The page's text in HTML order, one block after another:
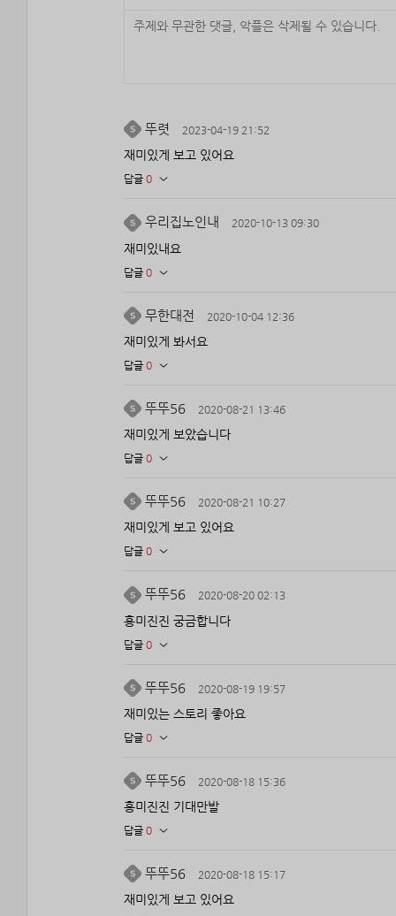
뚜렷 2023-04-19 21:52
재미있게 보고 있어요
답글 0
우리집노인내 2020-10-13 09:30
재미있내요
답글 0
무한대전 2020-10-04 12:36
재미있게 봐서요
답글 0
뚜뚜56 2020-08-21 13:46
재미있게 보았습니다
답글 0
뚜뚜56 2020-08-21 10:27
재미있게 보고 있어요
답글 0
뚜뚜56 2020-08-20 02:13
흥미진진 궁금합니다
답글 0
뚜뚜56 2020-08-19 19:57
재미있는 스토리 좋아요
답글 0
뚜뚜56 2020-08-18 15:36
흥미진진 기대만발
답글 0
뚜뚜56 2020-08-18 15:17
재미있게 보고 있어요